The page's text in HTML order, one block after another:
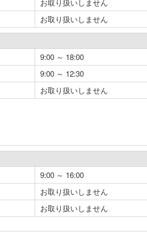
お取り扱いしません
お取り扱いしません
9:00 ～ 18:00
9:00 ～ 12:30
お取り扱いしません
9:00 ～ 16:00
お取り扱いしません
お取り扱いしません